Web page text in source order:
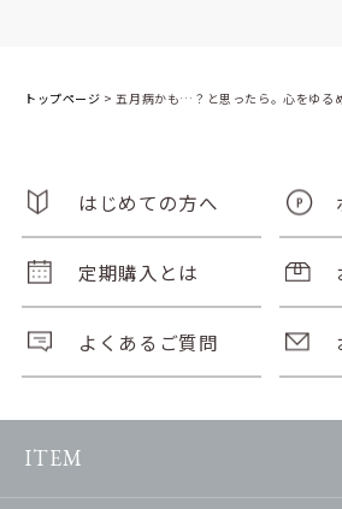
トップページ > 五月病かも…？と思ったら。心をゆる
はじめての方へ
定期購入とは
よくあるご質問
ITEM